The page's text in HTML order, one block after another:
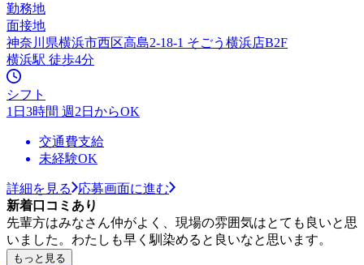
勤務地
面接地
神奈川県横浜市西区高島2-18-1 そごう横浜店B2F
横浜駅 徒歩4分
シフト
1日3時間 週2日からOK
交通費支給
未経験OK
詳細を見る
応募画面に進む
新着口コミあり
先輩方はみなさん仲がよく、現場の雰囲気はとても良いと思
いました。わたしも早く馴染めると良いなと思います。
もっと見る